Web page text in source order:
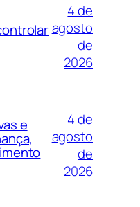
4 de
agosto
de
2026
e
4 de
agosto
de
2026